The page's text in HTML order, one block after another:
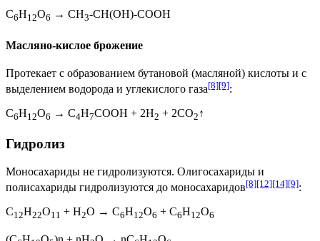
C6H12O6 → CH3-CH(OH)-COOH
Масляно-кислое брожение
Протекает с образованием бутановой (масляной) кислоты и с
выделением водорода и углекислого газа[8][9]:
C6H12O6 → С4Н7СООН + 2Н2 + 2CO2 ↑
Гидролиз
Моносахариды не гидролизуются. Олигосахариды и
полисахариды гидролизуются до моносахаридов[8][12][14][9]:
С12Н22О11 + H2O → C6H12O6 + C6H12O6